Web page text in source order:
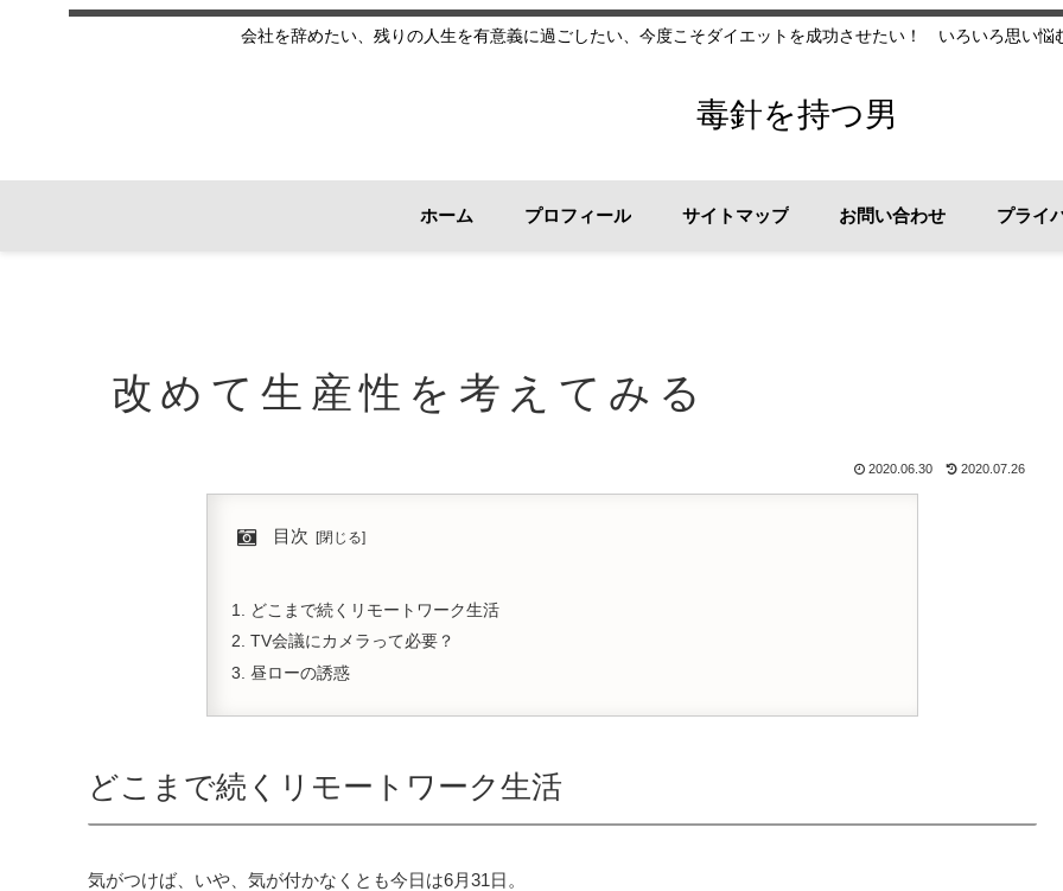
会社を辞めたい、残りの人生を有意義に過ごしたい、今度こそダイエットを成功させたい！ いろいろ思い悩
毒針を持つ男
ホーム プロフィール サイトマップ お問い合わせ プライ
改めて生産性を考えてみる
2020.06.30 2020.07.26
目次
どこまで続くリモートワーク生活
TV会議にカメラって必要？
昼ローの誘惑
どこまで続くリモートワーク生活
気がつけば、いや、気が付かなくとも今日は6月31日。